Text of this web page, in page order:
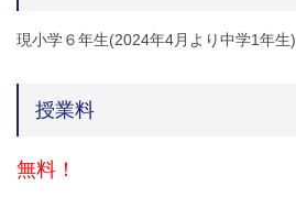
現小学６年生(2024年4月より中学1年生)
授業料
無料！